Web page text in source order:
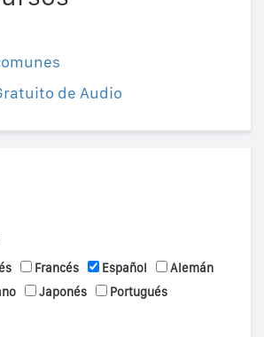
de Audio
Francés Español
Alemán
Japonés
Portugués